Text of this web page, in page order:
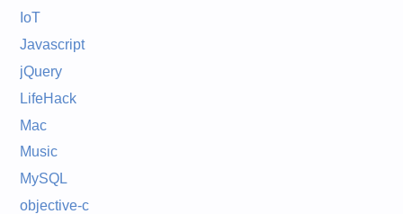
IoT
Javascript
jQuery
LifeHack
Mac
Music
MySQL
objective-c